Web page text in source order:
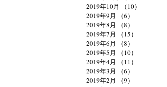
2019年10月
（10）
2019年9月
（6）
2019年8月
（8）
2019年7月
（15）
2019年6月
（8）
2019年5月
（10）
2019年4月
（11）
2019年3月
（6）
2019年2月
（9）